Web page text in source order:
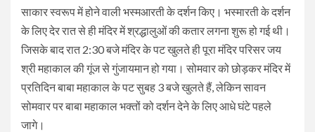
साकार स्वरूप में होने वाली भस्मआरती के दर्शन किए। भस्मारती के दर्शन
के लिए देर रात से ही मंदिर में श्रद्धालुओं की कतार लगना शुरू हो गई थी।
जिसके बाद रात 2:30 बजे मंदिर के पट खुलते ही पूरा मंदिर परिसर जय
श्री महाकाल की गूंज से गुंजायमान हो गया। सोमवार को छोड़कर मंदिर में
प्रतिदिन बाबा महाकाल के पट सुबह 3 बजे खुलते हैं, लेकिन सावन
सोमवार पर बाबा महाकाल भक्तों को दर्शन देने के लिए आधे घंटे पहले
जागे।